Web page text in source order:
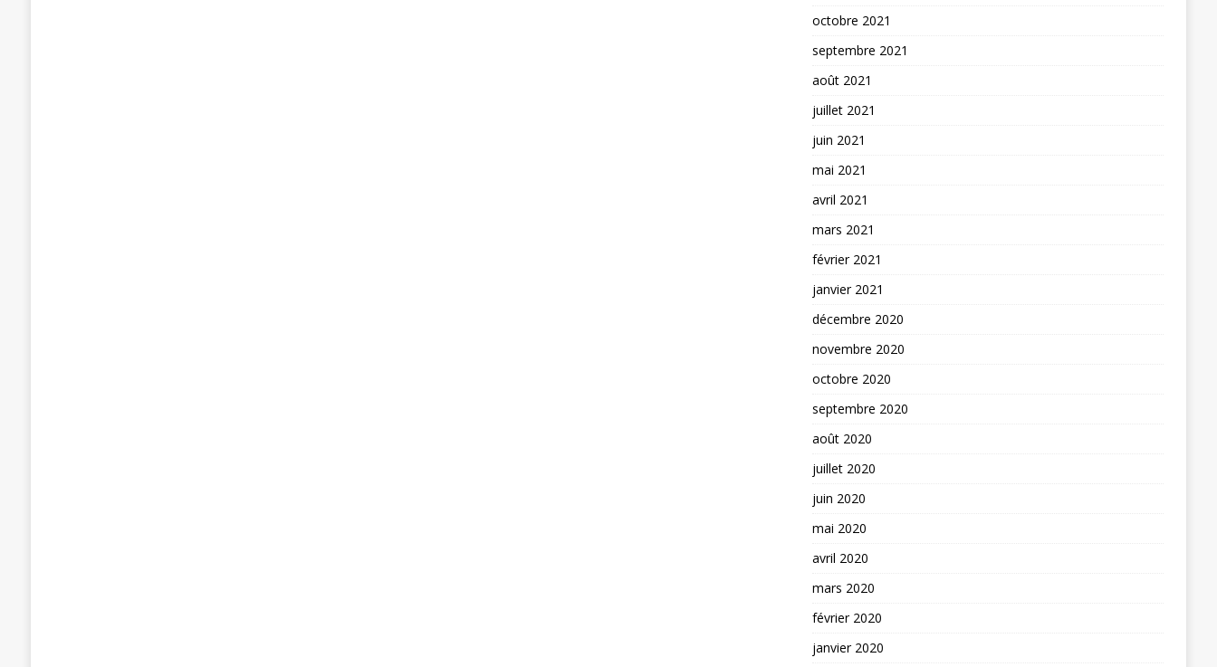
octobre 2021
septembre 2021
août 2021
juillet 2021
juin 2021
mai 2021
avril 2021
mars 2021
février 2021
janvier 2021
décembre 2020
novembre 2020
octobre 2020
septembre 2020
août 2020
juillet 2020
juin 2020
mai 2020
avril 2020
mars 2020
février 2020
janvier 2020